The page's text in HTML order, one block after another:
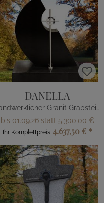
DANELLA
Handwerklicher Granit Grabstein in schwarz mit Edelstahl Kreuz
bis 01.09.26 statt 5.300,00 €
Ihr Komplettpreis 4.637,50 € *